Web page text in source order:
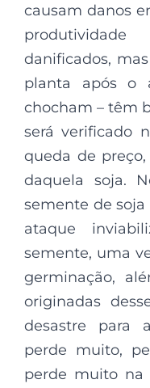
causam danos
danificados,
planta após o
chocham – têm
será verificado
queda de
daquela soja.
semente de
ataque
semente, uma
germinação,
originadas
desastre para
perde muito,
perde muito na